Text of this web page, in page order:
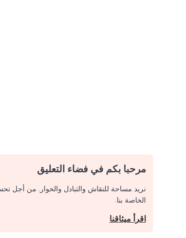
مرحبا بكم في فضاء التعليق
نريد مساحة للنقاش والتبادل والحوار. من أجل
الخاصة بنا.
اقرأ ميثاقنا